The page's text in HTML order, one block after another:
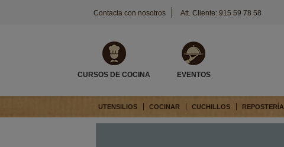
Contacta con nosotros Att. Cliente: 915 59 78 58
CURSOS DE COCINA EVENTOS
UTENSILIOS COCINAR CUCHILLOS REPOSTERÍA